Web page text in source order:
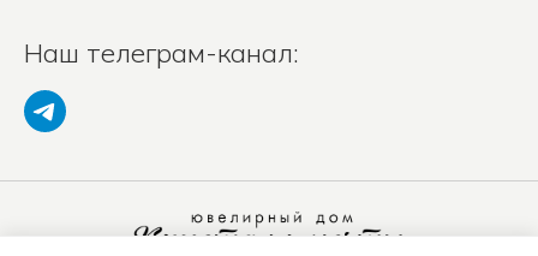
Наш телеграм-канал: